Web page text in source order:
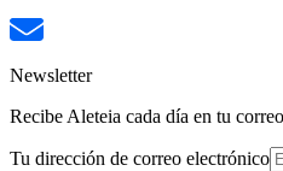
Newsletter
Recibe Aleteia cada día en tu
Tu dirección de correo electrónico